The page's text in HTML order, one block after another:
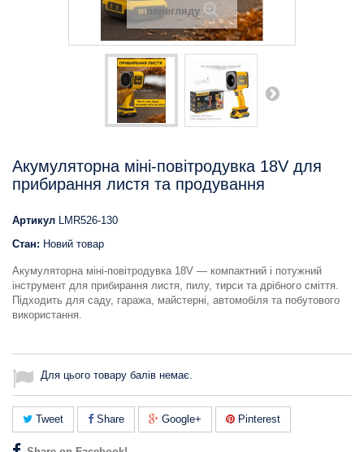
перегляду
Акумуляторна міні-повітродувка 18V для
прибирання листя та продування
Артикул LMR526-130
Стан: Новий товар
Акумуляторна міні-повітродувка 18V — компактний і потужний
інструмент для прибирання листя, пилу, тирси та дрібного сміття.
Підходить для саду, гаража, майстерні, автомобіля та побутового
використання.
Для цього товару балів немає.
Tweet Share Google+ Pinterest